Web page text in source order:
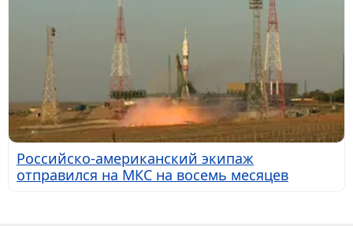
Российско-американский экипаж
отправился на МКС на восемь месяцев